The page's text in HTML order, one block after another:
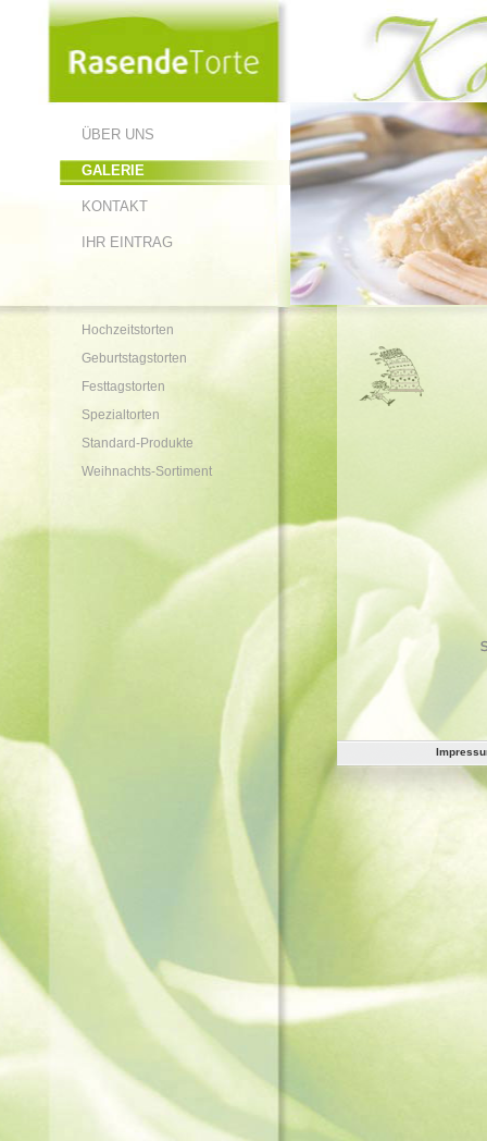
ÜBER UNS
GALERIE
KONTAKT
IHR EINTRAG
Hochzeitstorten
Geburtstagstorten
Festtagstorten
Spezialtorten
Standard-Produkte
Weihnachts-Sortiment